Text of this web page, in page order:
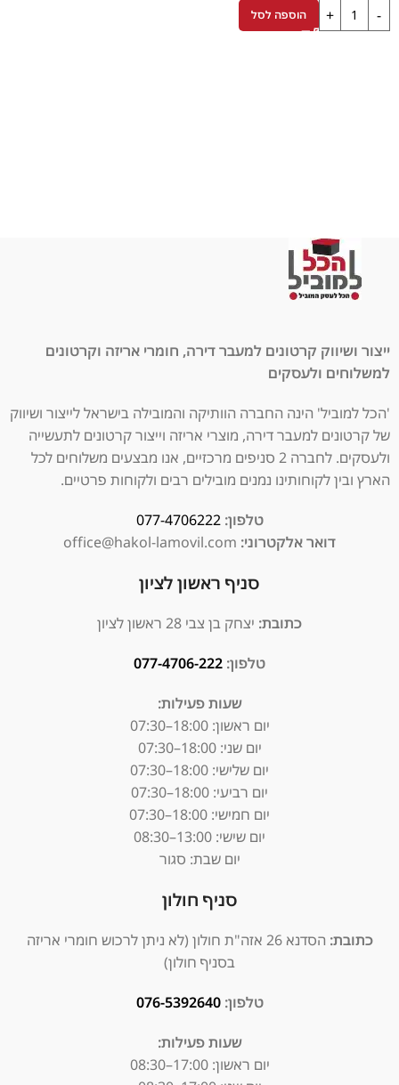
הוספה לסל
ייצור ושיווק קרטונים למעבר דירה, חומרי אריזה וקרטונים
למשלוחים ולעסקים
'הכל למוביל' הינה החברה הוותיקה והמובילה בישראל לייצור ושיווק
של קרטונים למעבר דירה, מוצרי אריזה וייצור קרטונים לתעשייה
ולעסקים. לחברה 2 סניפים מרכזיים, אנו מבצעים משלוחים לכל
הארץ ובין לקוחותינו נמנים מובילים רבים ולקוחות פרטיים.
טלפון: 077-4706222
דואר אלקטרוני:
סניף ראשון לציון
כתובת: יצחק בן צבי 28 ראשון לציון
טלפון: 077-4706-222
שעות פעילות:
יום ראשון:18:00–07:30
יום שני: 18:00–07:30
יום שלישי: 18:00–07:30
יום רביעי: 18:00–07:30
יום חמישי: 18:00–07:30
יום שישי: 13:00–08:30
יום שבת: סגור
סניף חולון
כתובת:
הסדנא 26 אזה"ת חולון (לא ניתן לרכוש חומרי אריזה
בסניף חולון)
טלפון: 076-5392640
שעות פעילות:
יום ראשון: 17:00–08:30